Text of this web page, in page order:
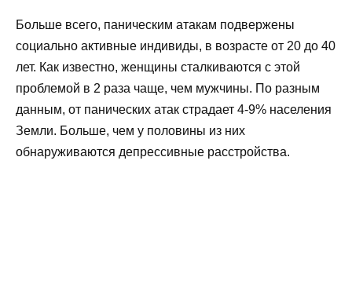
Больше всего, паническим атакам подвержены
социально активные индивиды, в возрасте от 20 до 40
лет. Как известно, женщины сталкиваются с этой
проблемой в 2 раза чаще, чем мужчины. По разным
данным, от панических атак страдает 4-9% населения
Земли. Больше, чем у половины из них
обнаруживаются депрессивные расстройства.